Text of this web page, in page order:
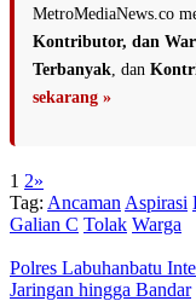
MetroMediaNews.co
Kontributor, dan
Terbanyak , dan
sekarang »
1 2»
Tag: Ancaman Aspirasi
Galian C Tolak Warga
Polres Labuhanbatu
Jaringan hingga Bandar